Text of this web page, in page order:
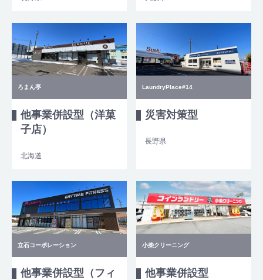
ろまん亭
他事業併設型（洋菓
子店）
北海道
LaundryPlace#14
災害対策型
長野県
立石コーポレーション
他事業併設型（フィ
小柴クリーニング
他事業併設型